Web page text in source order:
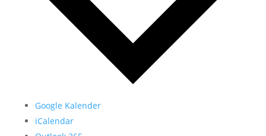
Google Kalender
iCalendar